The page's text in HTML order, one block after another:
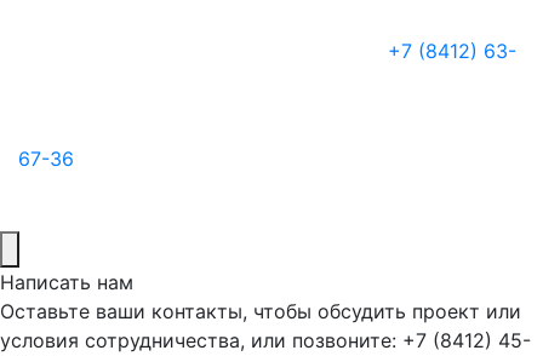
+7 (8412) 63-
67-36
Написать нам
Оставьте ваши контакты, чтобы обсудить проект или
условия сотрудничества, или позвоните: +7 (8412) 45-